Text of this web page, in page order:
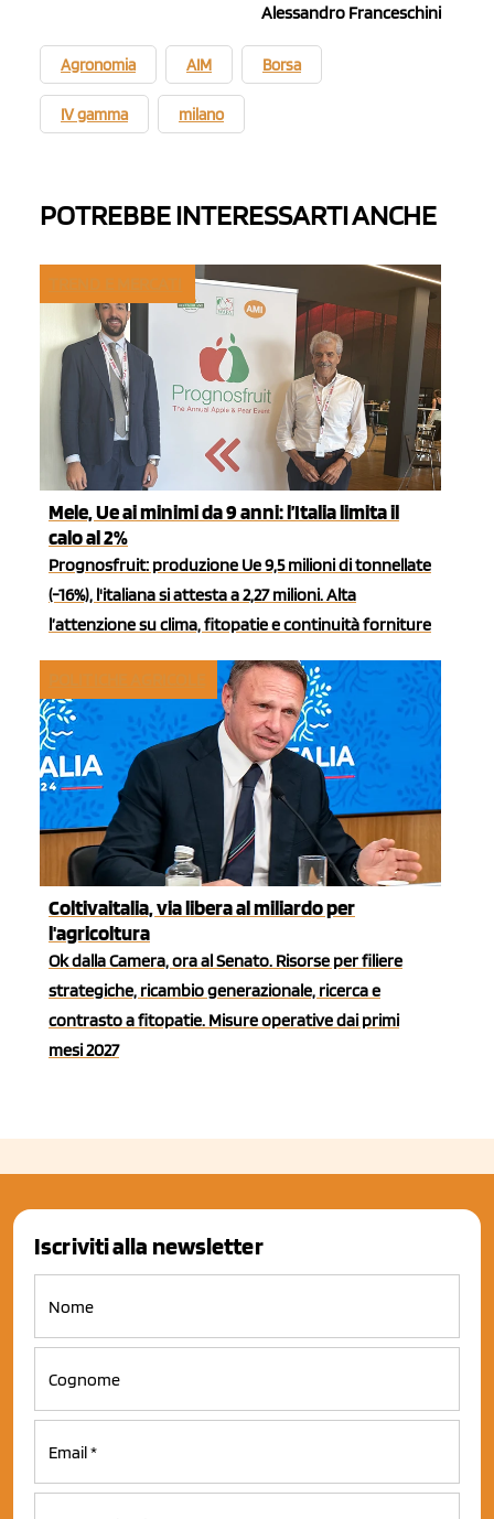
Alessandro Franceschini
Agronomia AIM Borsa
IV gamma milano
POTREBBE INTERESSARTI ANCHE
Mele, Ue ai minimi da 9 anni: l’Italia limita il
calo al 2%
Prognosfruit: produzione Ue 9,5 milioni di tonnellate
(-16%), l'italiana si attesta a 2,27 milioni. Alta
l’attenzione su clima, fitopatie e continuità forniture
Coltivaitalia, via libera al miliardo per
l'agricoltura
Ok dalla Camera, ora al Senato. Risorse per filiere
strategiche, ricambio generazionale, ricerca e
contrasto a fitopatie. Misure operative dai primi
mesi 2027
Iscriviti alla newsletter